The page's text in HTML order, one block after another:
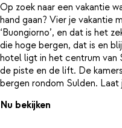
Op zoek naar een vakantie
hand gaan? Vier je vakantie
‘Buongiorno’, en dat is het
die hoge bergen, dat is en
hotel ligt in het centrum van
de piste en de lift. De
bergen rondom Sulden.
en vriendelijkheid van het
piste van de goede keuken
zelfgemaakt is? Ze
Nu bekijken